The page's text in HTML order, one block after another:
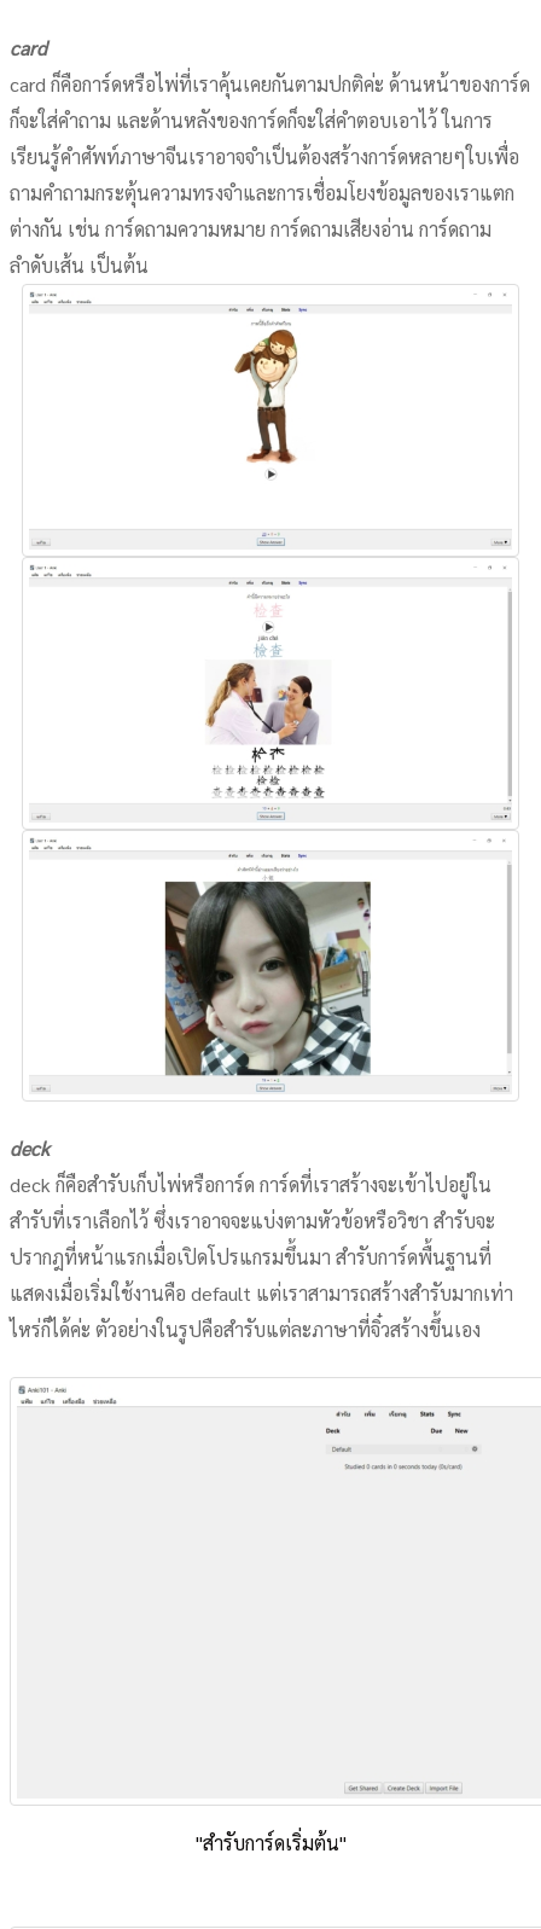
card
card ก็คือการ์ดหรือไพ่ที่เราคุ้นเคยกันตามปกติค่ะ ด้านหน้าของการ์ด
ก็จะใส่คำถาม และด้านหลังของการ์ดก็จะใส่คำตอบเอาไว้ ในการ
เรียนรู้คำศัพท์ภาษาจีนเราอาจจำเป็นต้องสร้างการ์ดหลายๆใบเพื่อ
ถามคำถามกระตุ้นความทรงจำและการเชื่อมโยงข้อมูลของเราแตก
ต่างกัน เช่น การ์ดถามความหมาย การ์ดถามเสียงอ่าน การ์ดถาม
ลำดับเส้น เป็นต้น
deck
deck ก็คือสำรับเก็บไพ่หรือการ์ด การ์ดที่เราสร้างจะเข้าไปอยู่ใน
สำรับที่เราเลือกไว้ ซึ่งเราอาจจะแบ่งตามหัวข้อหรือวิชา สำรับจะ
ปรากฎที่หน้าแรกเมื่อเปิดโปรแกรมขึ้นมา สำรับการ์ดพื้นฐานที่
แสดงเมื่อเริ่มใช้งานคือ default แต่เราสามารถสร้างสำรับมากเท่า
ไหร่ก็ได้ค่ะ ตัวอย่างในรูปคือสำรับแต่ละภาษาที่จิ๋วสร้างขึ้นเอง
"สำรับการ์ดเริ่มต้น"